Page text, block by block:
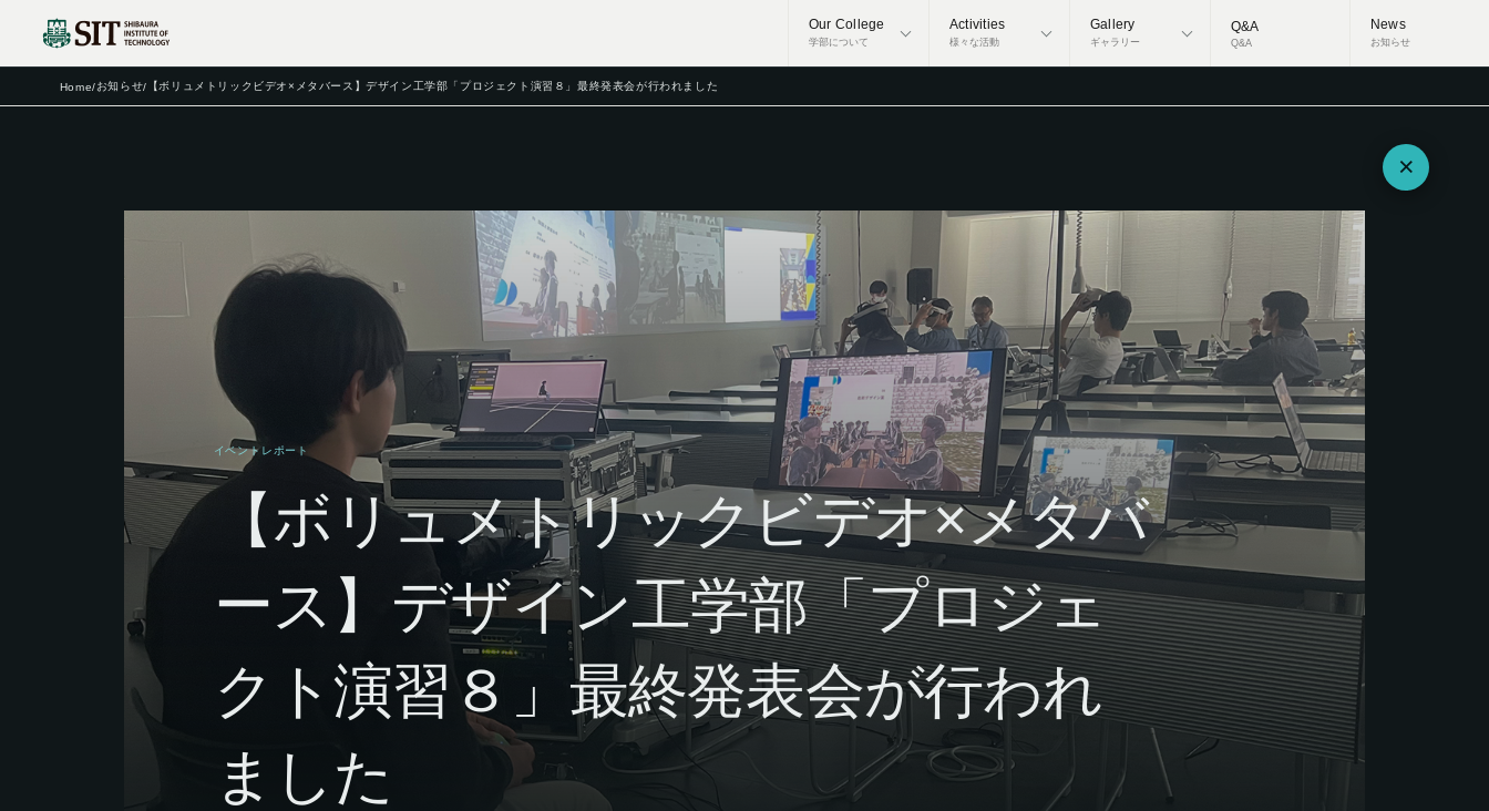
Our College
学部について
Activities
様々な活動
Gallery
ギャラリー
Q&A
Q&A
News
お知らせ
Home/お知らせ/ 【ボリュメトリックビデオ×メタバース】デザイン工学部「プロジェクト演習８」最終発表会が行われました
×
イベントレポート
【ボリュメトリックビデオ×メタバ
ース】デザイン工学部「プロジェ
クト演習８」最終発表会が行われ
ました